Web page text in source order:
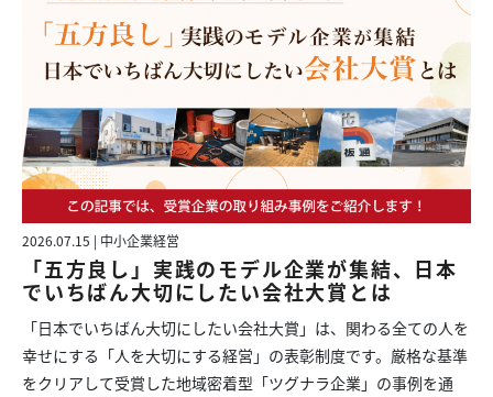
2026.07.15 | 中小企業経営
「五方良し」実践のモデル企業が集結、日本
でいちばん大切にしたい会社大賞とは
「日本でいちばん大切にしたい会社大賞」は、関わる全ての人を
幸せにする「人を大切にする経営」の表彰制度です。厳格な基準
をクリアして受賞した地域密着型「ツグナラ企業」の事例を通